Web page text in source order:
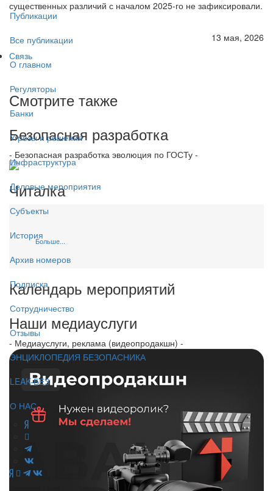
Публикации
Все публикации
О главном
Регуляторы
Банки
Угрозы и решения
Инфраструктура
Деловые мероприятия
Субъекты
История
Архив номеров
Подписка
Сотрудничество
Отзывы
ЭНЦИКЛОПЕДИЯ БЕЗОПАСНИКА
LEAK-БЕЗ
О НАС
существенных различий с началом 2025-го не зафиксировали.
13 мая, 2026
Связь
Смотрите также
Безопасная разработка
- Безопасная разработка эволюция по ГОСТу -
Читалка
Больше...
Календарь мероприятий
Наши медиауслуги
- Медиауслуги, реклама (видеопродакшн) -